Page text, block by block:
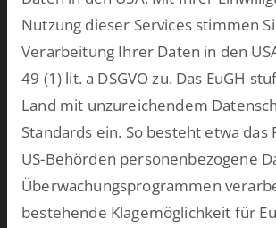
Ich habe die Hinweise zumDatenschutz
genommen.*
Anti-Roboter-Verifizierung
Eintragen
Impressum
Nutzung dieser Services stimmen
Verarbeitung Ihrer Daten in den
49 (1) lit. a DSGVO zu. Das EuGH
Land mit unzureichendem
Standards ein. So besteht etwa das
US-Behörden personenbezogene
Überwachungsprogrammen
bestehende Klagemöglichkeit für